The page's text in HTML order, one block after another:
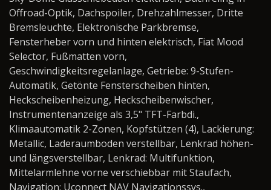
Offroad-Optik, Dachspoiler, Drehzahlmesser, Dritte
Bremsleuchte, Elektronische Parkbremse,
Fensterheber vorn und hinten elektrisch, Fiat Mood
Selector, Fußmatten vorn,
Geschwindigkeitsregelanlage, Getriebe: 9-Stufen-
Automatik, Getönte Fensterscheiben hinten,
Heckscheibenheizung, Heckscheibenwischer,
Instrumentenanzeige als 3,5" TFT-Farbdi.,
Klimaautomatik 2-Zonen, Kopfstützen (4), Lackierung:
Metallic, Laderaumboden verstellbar, Lenkrad höhen-
und längsverstellbar, Lenkrad: Multifunktion,
Mittelarmlehne vorne verschiebbar mit Staufach,
Navigation: Uconnect NAV Navigationssys.,